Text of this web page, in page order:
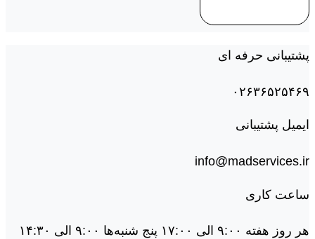
پشتیبانی حرفه ای
۰۲۶۳۶۵۲۵۴۶۹
ایمیل پشتیبانی
info@madservices.ir
ساعت کاری
هر روز هفته ۹:۰۰ الی ۱۷:۰۰ پنج شنبه‌ها ۹:۰۰ الی ۱۴:۳۰